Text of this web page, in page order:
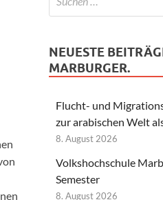
NEUESTE
MARBURGER.
Flucht- und
zur arabischen Welt
8. August 2026
Volkshochschule
Semester
8. August 2026